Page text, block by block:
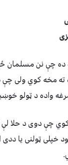
ده چې نن مسلمان
مخه کوي ولی چې
واده د ټولو
چې دوی د حلا
خپلی ټولنی یا